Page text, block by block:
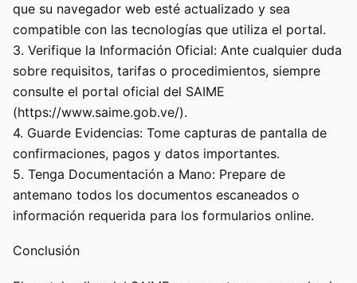
que su navegador web esté actualizado y sea
compatible con las tecnologías que utiliza el portal.
3. Verifique la Información Oficial: Ante cualquier duda
sobre requisitos, tarifas o procedimientos, siempre
consulte el portal oficial del SAIME
(https://www.saime.gob.ve/).
4. Guarde Evidencias: Tome capturas de pantalla de
confirmaciones, pagos y datos importantes.
5. Tenga Documentación a Mano: Prepare de
antemano todos los documentos escaneados o
información requerida para los formularios online.
Conclusión